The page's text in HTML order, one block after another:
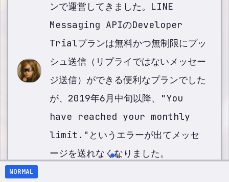
ンで運営してきました。LINE
Messaging APIのDeveloper
Trialプランは無料かつ無制限にプッ
シュ送信（リプライではないメッセー
ジ送信）ができる便利なプランでした
が、2019年6月中旬以降、"You
have reached your monthly
limit."というエラーが出てメッセ
ージを送れなくなりました。
NORMAL